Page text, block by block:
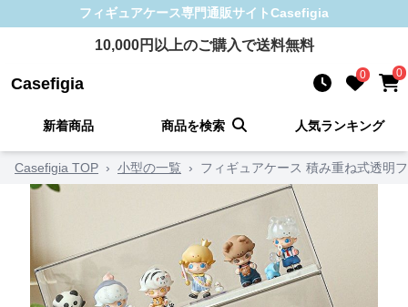
フィギュアケース専門通販サイトCasefigia
10,000円以上のご購入で送料無料
Casefigia 0 0
新着商品 商品を検索 人気ランキング
Casefigia TOP › 小型の一覧 › フィギュアケース 積み重ね式透明